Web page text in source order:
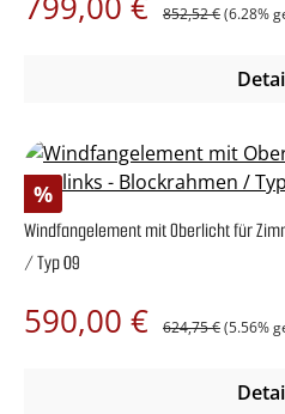
852,52 €(6.28%
Rabatt
%
Windfangelement mit Oberlicht für
/ Typ 09
Verkaufspreis:
590,00 €
624,75 €(5.56%